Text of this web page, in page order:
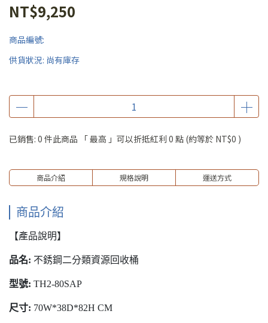
NT$9,250
商品編號:
供貨狀況: 尚有庫存
已銷售: 0 件此商品 「 最高 」可以折抵紅利 0 點 (約等於 NT$0 )
商品介紹 規格說明 運送方式
商品介紹
【產品說明】
品名: 不銹鋼二分類資源回收桶
型號: TH2-80SAP
尺寸: 70W*38D*82H CM